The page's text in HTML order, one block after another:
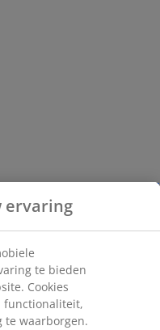
ervaring
te bieden
Cookies
functionaliteit,
te waarborgen.